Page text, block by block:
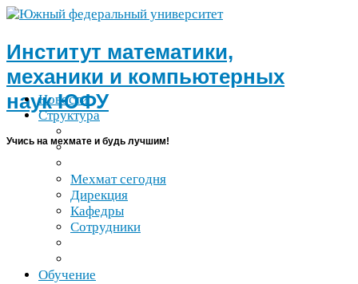
Институт математики,
механики и компьютерных
наукЮФУ
Учись на мехмате и будь лучшим!
Новости
Структура
Мехмат сегодня
Дирекция
Кафедры
Сотрудники
Обучение